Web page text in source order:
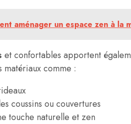
aménager un espace zen à
et confortables apportent
matériaux comme :
coussins ou couvertures
touche naturelle et zen